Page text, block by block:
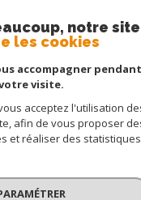
Adhérents
droits réservés | Traduction
notre site
les cookies
accompagner pendant
visite.
acceptez l'utilisation
afin de vous proposer
et réaliser des